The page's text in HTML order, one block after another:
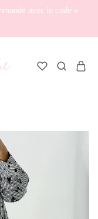
avec le code «